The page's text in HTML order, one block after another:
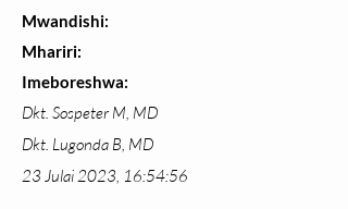
Mwandishi:
Mhariri:
Imeboreshwa:
Dkt. Sospeter M, MD
Dkt. Lugonda B, MD
23 Julai 2023, 16:54:56